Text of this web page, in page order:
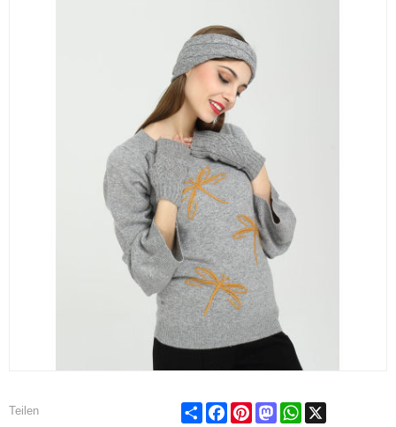
Teilen Share FacebookPinterestMastodonWhatsApp